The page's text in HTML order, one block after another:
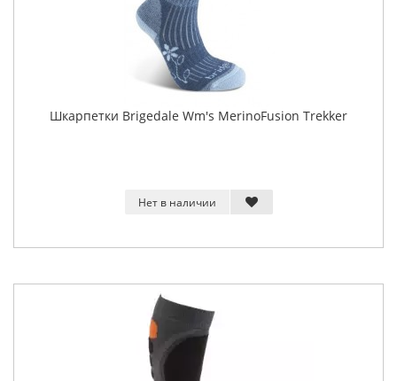
Шкарпетки Brigedale Wm's MerinoFusion Trekker
Нет в наличии